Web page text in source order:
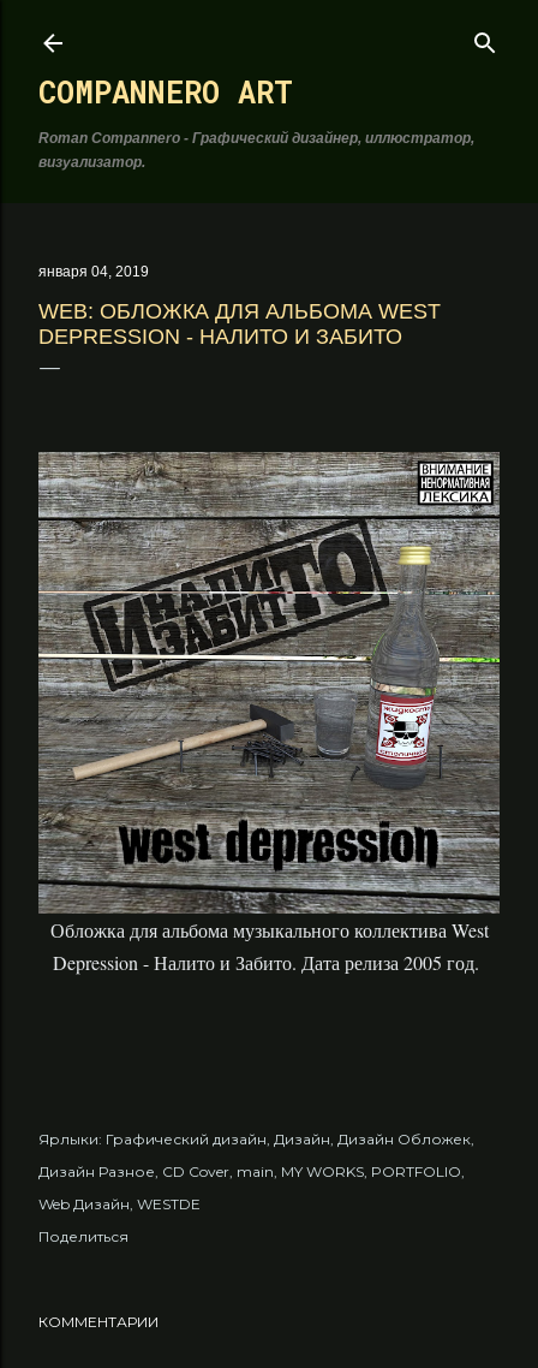
COMPANNERO ART
Roman Compannero - Графический дизайнер, иллюстратор,
визуализатор.
января 04, 2019
WEB: ОБЛОЖКА ДЛЯ АЛЬБОМА WEST
DEPRESSION - НАЛИТО И ЗАБИТО
Обложка для альбома музыкального коллектива West
Depression - Налито и Забито. Дата релиза 2005 год.
Ярлыки: Графический дизайн Дизайн Дизайн Обложек
Дизайн Разное CD Cover main MY WORKS PORTFOLIO
Web Дизайн WESTDE
Поделиться
КОММЕНТАРИИ